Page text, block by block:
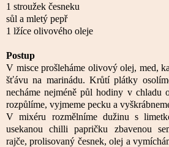
1 stroužek česneku
sůl a mletý pepř
1 lžíce olivového oleje
Postup
V misce prošleháme olivový olej, med,
šťávu na marinádu. Krůtí plátky
necháme nejméně půl hodiny v chladu
rozpůlíme, vyjmeme pecku a
V mixéru rozmělníme dužinu s
usekanou chilli papričku zbavenou
rajče, prolisovaný česnek, olej a